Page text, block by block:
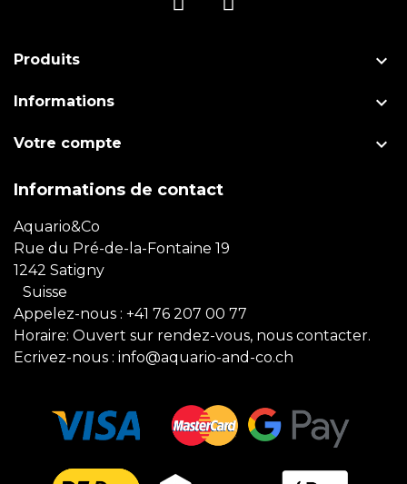
Produits 
Informations 
Votre compte 
Informations de contact
Aquario&Co
Rue du Pré-de-la-Fontaine 19
1242 Satigny
Suisse
Appelez-nous : +41 76 207 00 77
Horaire: Ouvert sur rendez-vous, nous contacter.
Ecrivez-nous : info@aquario-and-co.ch